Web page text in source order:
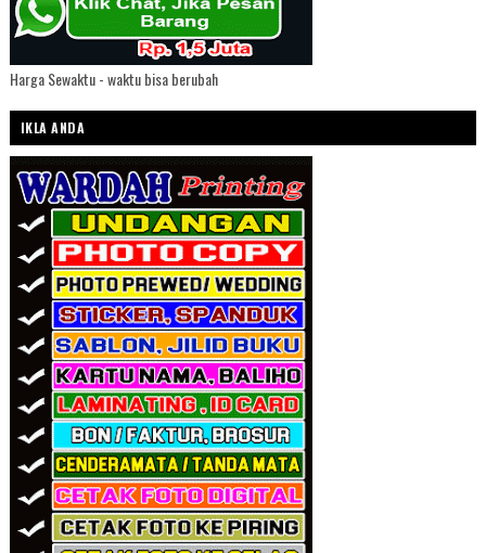
Harga Sewaktu - waktu bisa berubah
IKLA ANDA